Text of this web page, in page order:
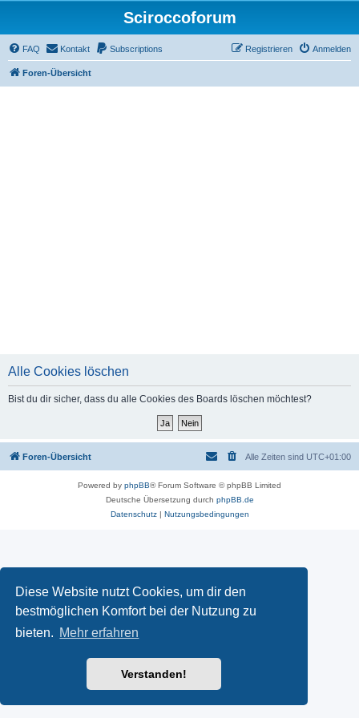
Diese Website nutzt Cookies, um dir den
bestmöglichen Komfort bei der Nutzung zu
bieten. Mehr erfahren
Verstanden!
Sciroccoforum
FAQ Kontakt Subscriptions Anmelden
Registrieren
Foren-Übersicht
Alle Cookies löschen
Bist du dir sicher, dass du alle Cookies des Boards löschen möchtest?
Foren-Übersicht Alle Zeiten sind UTC+01:00
Powered by phpBB® Forum Software © phpBB Limited
Deutsche Übersetzung durch phpBB.de
Datenschutz| Nutzungsbedingungen